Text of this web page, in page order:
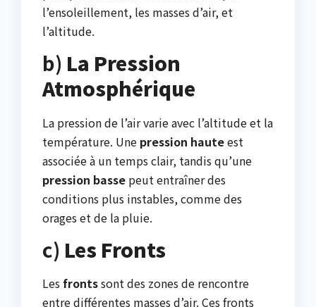
l’ensoleillement, les masses d’air, et
l’altitude.
b) La Pression
Atmosphérique
La pression de l’air varie avec l’altitude et la
température. Une pression hauteest
associée à un temps clair, tandis qu’une
pression basse peut entraîner des
conditions plus instables, comme des
orages et de la pluie.
c) Les Fronts
Les frontssont des zones de rencontre
entre différentes masses d’air. Ces fronts